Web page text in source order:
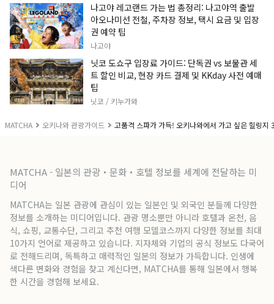
MATCHA 오키나와 관광가이드 고품격 스파가 가득! 오키나와에서 가고 싶은 힐링지
나고야 레고랜드 가는 법 총정리: 나고야역 출발
아오나미선 전철, 주차장 정보, 택시 요금 및 입장
권 예약 팁
나고야
닛코 도쇼구 입장료 가이드: 단독권 vs 보물관 세
트 할인 비교, 현장 카드 결제 및 KKday 사전 예매
팁
닛코 / 키누가와
MATCHA - 일본의 관광・문화・호텔 정보를 세계에 전달하는 미
디어
MATCHA는 일본 관광에 관심이 있는 일본인 및 외국인 분들께 다양한
정보를 소개하는 미디어입니다. 관광 명소뿐만 아니라 호텔과 온천, 음
식, 쇼핑, 교통수단, 그리고 추천 여행 모델코스까지 다양한 정보를 최대
10가지 언어로 제공하고 있습니다. 지자체와 기업의 공식 정보도 다국어
로 전해드리며, 독특하고 매력적인 일본의 정보가 가득합니다. 인생에
색다른 변화와 경험을 찾고 계신다면, MATCHA를 통해 일본에서 행복
한 시간을 경험해 보세요.